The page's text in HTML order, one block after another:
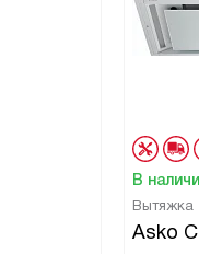
В
Вытяжка
Asko